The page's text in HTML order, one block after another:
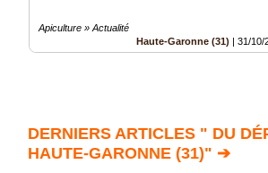
Apiculture » Actualité
Haute-Garonne (31) | 31/10/
DERNIERS ARTICLES " DU
HAUTE-GARONNE (31)" ➔